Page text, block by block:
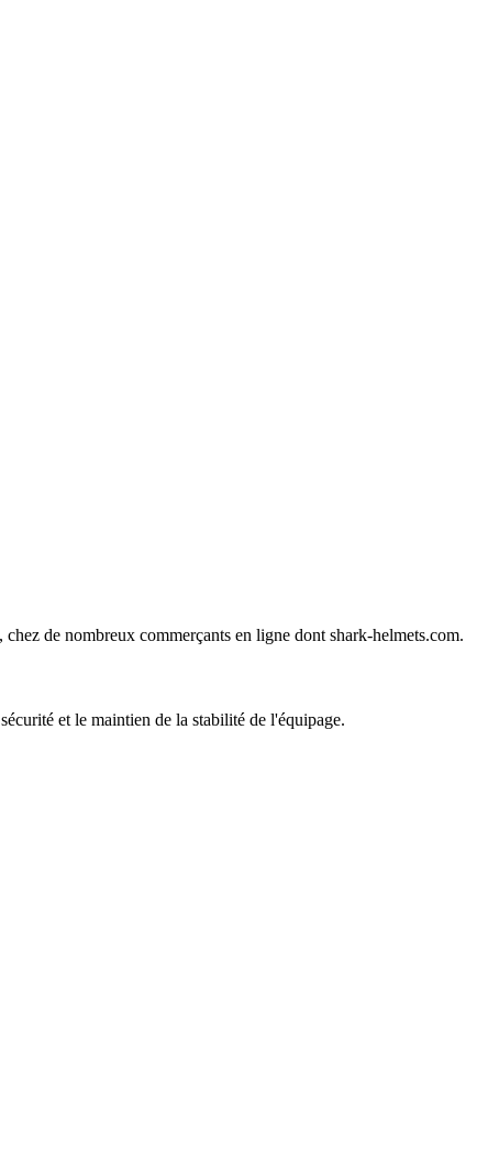
de nombreux commerçants en ligne dont shark-helmets.com.
et le maintien de la stabilité de l'équipage.